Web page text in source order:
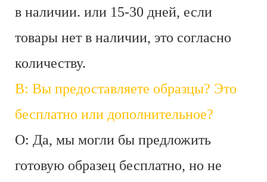
в наличии. или 15-30 дней, если
товары нет в наличии, это согласно
количеству.
В: Вы предоставляете образцы? Это
бесплатно или дополнительное?
О: Да, мы могли бы предложить
готовую образец бесплатно, но не